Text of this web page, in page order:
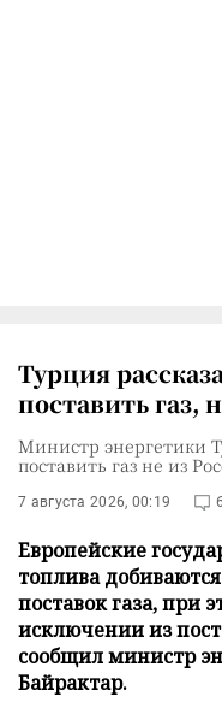
Турция
поставить газ,
Министр энергетики
поставить газ не из
7 августа 2026, 00:19 6
Европейские
топлива
поставок газа, при
исключении из
сообщил министр
Байрактар.